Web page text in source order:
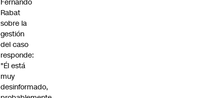
Fernando
Rabat
sobre la
gestión
del caso
responde:
"Él está
muy
desinformado,